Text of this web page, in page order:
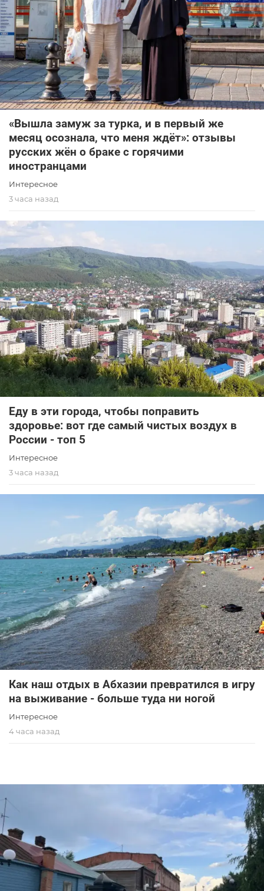
«Вышла замуж за турка, и в первый же
месяц осознала, что меня ждёт»: отзывы
русских жён о браке с горячими
иностранцами
Интересное
3 часа назад
Еду в эти города, чтобы поправить
здоровье: вот где самый чистых воздух в
России - топ 5
Интересное
3 часа назад
Как наш отдых в Абхазии превратился в игру
на выживание - больше туда ни ногой
Интересное
4 часа назад